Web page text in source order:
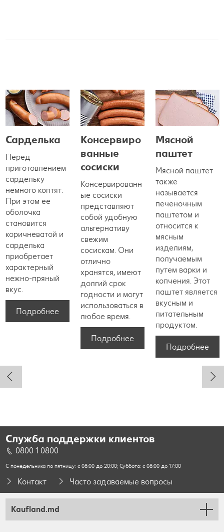
Сарделька
Перед
приготовлением
сардельку
немного коптят.
При этом ее
оболочка
становится
коричневатой и
сарделька
приобретает
характерный
нежно-пряный
вкус.
Подробнее
Консервиро
ванные
сосиски
Консервированн
ые сосиски
представляют
собой удобную
альтернативу
свежим
сосискам. Они
отлично
хранятся, имеют
долгий срок
годности и могут
использоваться в
любое время.
Подробнее
Мясной
паштет
Мясной паштет
также
называется
печеночным
паштетом и
относится к
мясным
изделиям,
получаемым
путем варки и
копчения. Этот
паштет является
вкусным и
питательным
продуктом.
Подробнее
Служба поддержки клиентов
0800 1 0800
С понедельника по пятницу: с 08:00 до 20:00; Суббота: с 08:00 до 17:00
Контакт Часто задаваемые вопросы
Kaufland.md